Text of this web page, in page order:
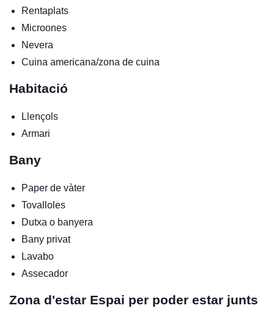
Rentaplats
Microones
Nevera
Cuina americana/zona de cuina
Habitació
Llençols
Armari
Bany
Paper de vàter
Tovalloles
Dutxa o banyera
Bany privat
Lavabo
Assecador
Zona d'estar Espai per poder estar junts